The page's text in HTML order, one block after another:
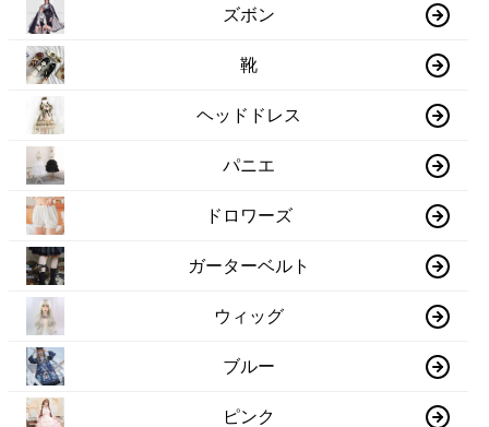
ズボン
靴
ヘッドドレス
パニエ
ドロワーズ
ガーターベルト
ウィッグ
ブルー
ピンク